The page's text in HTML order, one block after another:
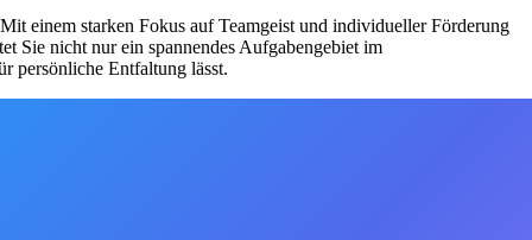
einem starken Fokus auf Teamgeist und individueller Förderung
Sie nicht nur ein spannendes Aufgabengebiet im
persönliche Entfaltung lässt.